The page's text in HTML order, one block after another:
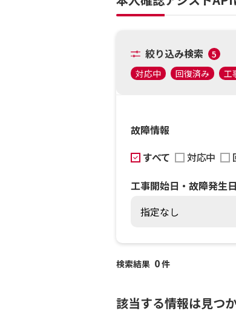
絞り込み検索
5
対応中
回復済み 工
故障情報
すべて
対応中
工事開始日・故障発生日
検索結果 0件
該当する情報は見つ